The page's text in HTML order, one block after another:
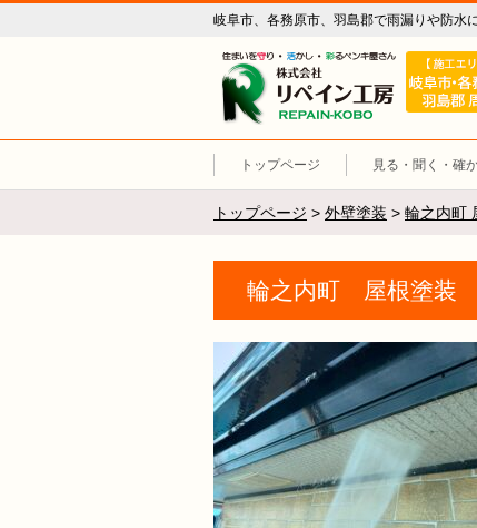
岐阜市、各務原市、羽島郡で雨漏りや防水
リペイ
トップページ 見る・聞く・確
トップページ > 外壁塗装 > 輪之内町
輪之内町 屋根塗装